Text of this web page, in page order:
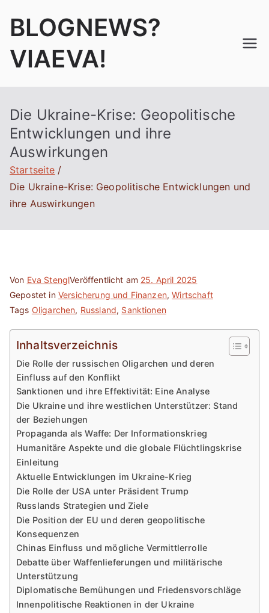
InhaltBLOGNEWS?
VIAEVA!
Die Ukraine-Krise: Geopolitische
Entwicklungen und ihre
Auswirkungen
Startseite
Die Ukraine-Krise: Geopolitische Entwicklungen und
ihre Auswirkungen
Von Eva StenglVeröffentlicht am 25. April 2025
Gepostet in Versicherung und Finanzen,Wirtschaft
Tags Oligarchen, Russland, Sanktionen
Inhaltsverzeichnis
Die Rolle der russischen Oligarchen und deren
Einfluss auf den Konflikt
Sanktionen und ihre Effektivität: Eine Analyse
Die Ukraine und ihre westlichen Unterstützer: Stand
der Beziehungen
Propaganda als Waffe: Der Informationskrieg
Humanitäre Aspekte und die globale Flüchtlingskrise
Einleitung
Aktuelle Entwicklungen im Ukraine-Krieg
Die Rolle der USA unter Präsident Trump
Russlands Strategien und Ziele
Die Position der EU und deren geopolitische
Konsequenzen
Chinas Einfluss und mögliche Vermittlerrolle
Debatte über Waffenlieferungen und militärische
Unterstützung
Diplomatische Bemühungen und Friedensvorschläge
Innenpolitische Reaktionen in der Ukraine